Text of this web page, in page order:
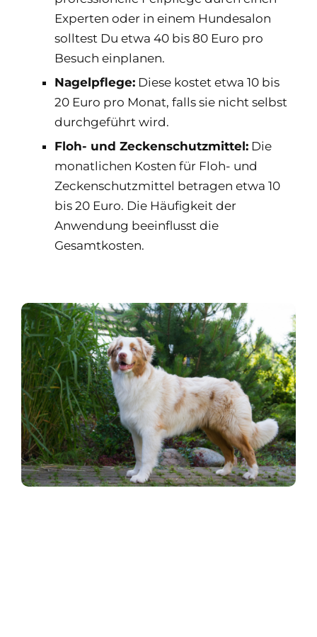
Experten oder in einem Hundesalon
solltest Du etwa 40 bis 80 Euro pro
Besuch einplanen.
Nagelpflege: Diese kostet etwa 10 bis
20 Euro pro Monat, falls sie nicht selbst
durchgeführt wird.
Floh- und Zeckenschutzmittel: Die
monatlichen Kosten für Floh- und
Zeckenschutzmittel betragen etwa 10
bis 20 Euro. Die Häufigkeit der
Anwendung beeinflusst die
Gesamtkosten.